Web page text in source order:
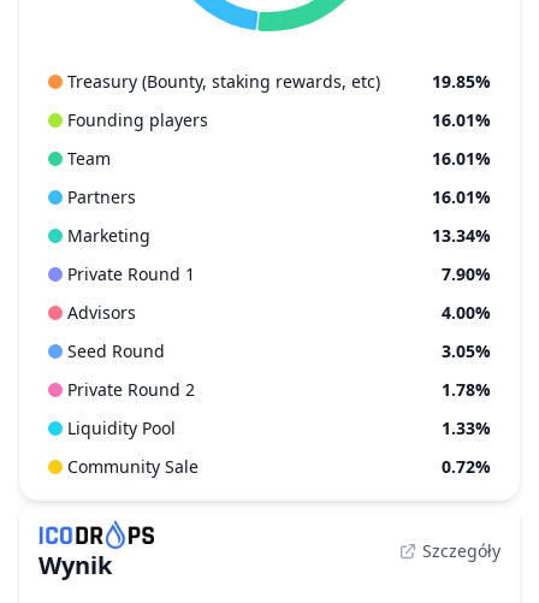
Treasury (Bounty, staking rewards, etc)
19.85%
Founding players
16.01%
Team
16.01%
Partners
16.01%
Marketing
13.34%
Private Round 1
7.90%
Advisors
4.00%
Seed Round
3.05%
Private Round 2
1.78%
Liquidity Pool
1.33%
Community Sale
0.72%
Wynik Szczegóły